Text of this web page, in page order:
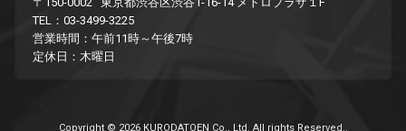
TEL：03-3499-3225
営業時間：午前11時～午後7時
定休日：木曜日
Copyright © 2026 KURODATOEN Co., Ltd. All rights Reserved..